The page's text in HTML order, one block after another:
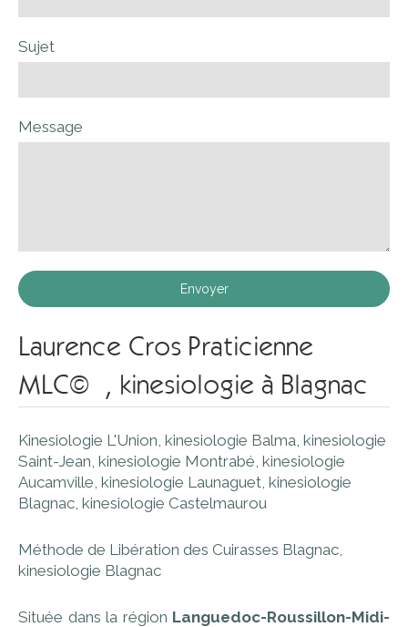
Sujet
Message
Envoyer
Laurence Cros Praticienne
MLC© , kinesiologie à Blagnac
Kinesiologie L'Union, kinesiologie Balma, kinesiologie
Saint-Jean, kinesiologie Montrabé, kinesiologie
Aucamville, kinesiologie Launaguet, kinesiologie
Blagnac, kinesiologie Castelmaurou
Méthode de Libération des Cuirasses Blagnac,
kinesiologie Blagnac
Située dans la région Languedoc-Roussillon-Midi-